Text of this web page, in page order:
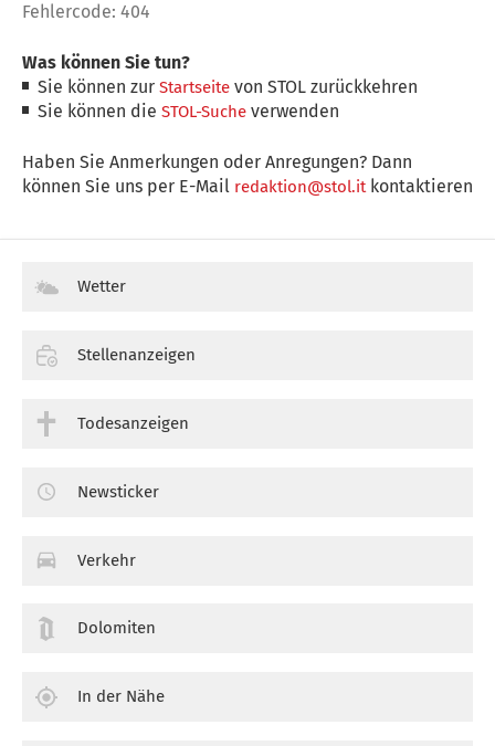
Fehlercode: 404
Was können Sie tun?
Sie können zurStartseite von STOL zurückkehren
Sie können dieSTOL-Suche verwenden
Haben Sie Anmerkungen oder Anregungen? Dann
können Sie uns per E-Mail redaktion@stol.itkontaktieren
Wetter
Stellenanzeigen
Todesanzeigen
Newsticker
Verkehr
Dolomiten
In der Nähe